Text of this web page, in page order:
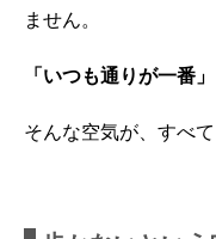
ません。
「いつも通りが一番」
そんな空気が、すべ